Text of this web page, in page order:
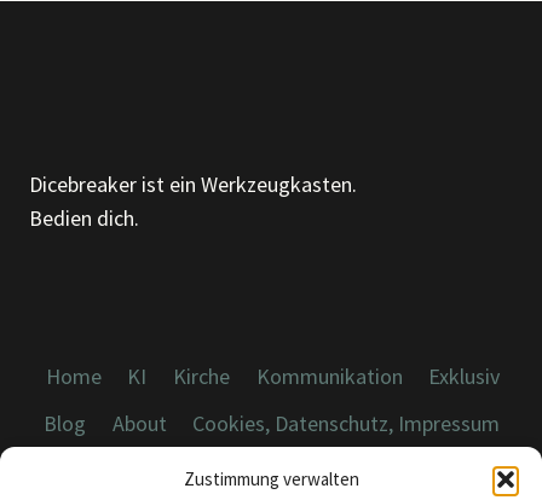
Zustimmung verwalten
HINZUSEHEN
Dicebreaker ist ein Werkzeugkasten.
Bedien dich.
Home KI Kirche Kommunikation
Exklusiv
Blog
About Cookies, Datenschutz, Impressum